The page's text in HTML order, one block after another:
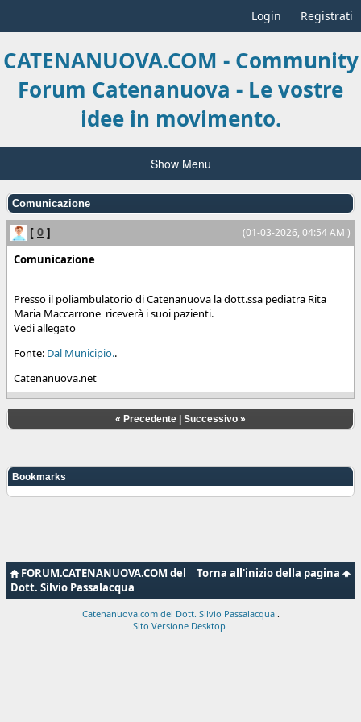
Login Registrati
CATENANUOVA.COM - Community
Forum Catenanuova - Le vostre
idee in movimento.
Show Menu
Comunicazione
(01-03-2026, 04:54 AM )
[ 0 ]
Comunicazione
Presso il poliambulatorio di Catenanuova la dott.ssa pediatra Rita
Maria Maccarrone riceverà i suoi pazienti.
Vedi allegato
Fonte: Dal Municipio..
Catenanuova.net
« Precedente Successivo »
Bookmarks
Torna all'inizio della pagina
FORUM.CATENANUOVA.COM del
Dott. Silvio Passalacqua
Catenanuova.com del Dott. Silvio Passalacqua
Sito Versione Desktop